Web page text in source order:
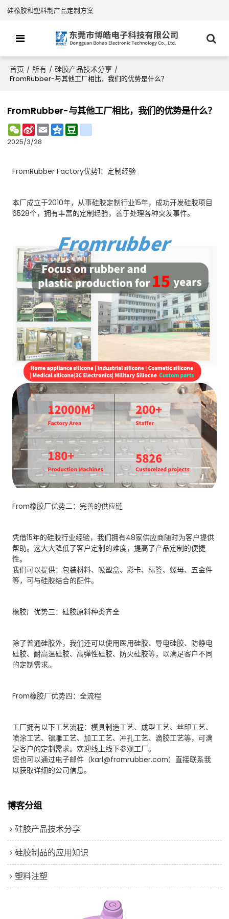
硅橡胶和塑料制产品定制方案
首页 / 所有 / 硅胶产品技术分享 /
FromRubber-与其他工厂相比，我们的优势是什么？
FromRubber-与其他工厂相比，我们的优势是什么？
WeChat
Sina
Weibo
EmailQzone
2025/3/28
FromRubber Factory优势1：定制经验
本厂成立于2010年，从事硅胶定制行业15年，成功开发硅胶项目
6528个，拥有丰富的定制经验，善于处理各种突发事件。
From橡胶厂优势二：完善的供应链
凭借15年的硅胶行业经验，我们拥有48家供应商随时为客户提供
帮助。这大大降低了客户定制的难度，提高了产品定制的便捷
性。
我们可以提供：包装材料、吸塑盒、彩卡、标签、螺母、五金件
等，可与硅胶结合的配件。
橡胶厂优势三：硅胶原料种类齐全
除了普通硅胶外，我们还可以使用医用硅胶、导电硅胶、防静电
硅胶、耐高温硅胶、高弹性硅胶、防火硅胶等，以满足客户不同
的定制需求。
From橡胶厂优势四：全流程
工厂拥有以下工艺流程：模具制造工艺、成型工艺、丝印工艺、
喷涂工艺、镭雕工艺、加工工艺、冲孔工艺、滴胶工艺等，可满
足客户的定制需求。欢迎线上线下参观工厂。
您也可以通过电子邮件（karl@fromrubber.com）直接联系我
以获取详细的公司信息。
博客分组
硅胶产品技术分享
硅胶制品的应用知识
塑料注塑